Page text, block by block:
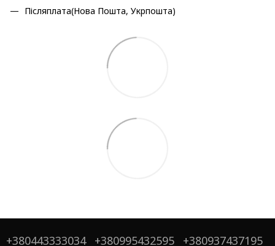
Післяплата(Нова Пошта, Укрпошта)
+380443333034 +380995432595 +380937437195